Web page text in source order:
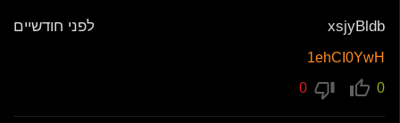
xsjyBldb לפני חודשיים
1ehCI0YwH
0